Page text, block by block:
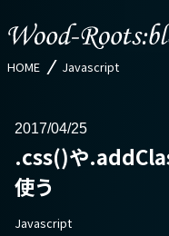
HOME Javascript
2017 04/25
.css()や
使う
Javascript